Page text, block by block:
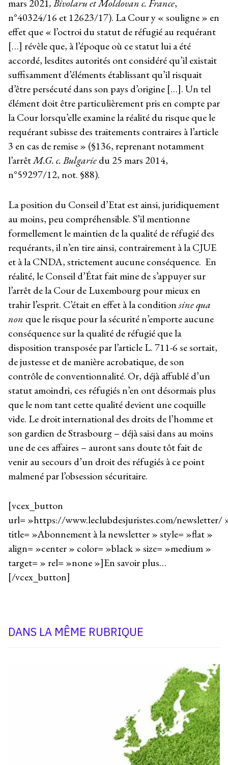
mars 2021,Bivolaru et Moldovan c. France,
n°40324/16 et 12623/17). La Cour y « souligne » en
effet que « l’octroi du statut de réfugié au requérant
[…] révèle que, à l’époque où ce statut lui a été
accordé, lesdites autorités ont considéré qu’il existait
suffisamment d’éléments établissant qu’il risquait
d’être persécuté dans son pays d’origine […]. Un tel
élément doit être particulièrement pris en compte par
la Cour lorsqu’elle examine la réalité du risque que le
requérant subisse des traitements contraires à l’article
3 en cas de remise » (§136, reprenant notamment
l’arrêtM.G. c. Bulgariedu 25 mars 2014,
n°59297/12, not. §88).
La position du Conseil d’Etat est ainsi, juridiquement
au moins, peu compréhensible. S’il mentionne
formellement le maintien de la qualité de réfugié des
requérants, il n’en tire ainsi, contrairement à la CJUE
et à la CNDA, strictement aucune conséquence. En
réalité, le Conseil d’État fait mine de s’appuyer sur
l’arrêt de la Cour de Luxembourg pour mieux en
trahir l’esprit. C’était en effet à la conditionsine qua
non que le risque pour la sécurité n’emporte aucune
conséquence sur la qualité de réfugié que la
disposition transposée par l’article L. 711-6 se sortait,
de justesse et de manière acrobatique, de son
contrôle de conventionnalité. Or, déjà affublé d’un
statut amoindri, ces réfugiés n’en ont désormais plus
que le nom tant cette qualité devient une coquille
vide. Le droit international des droits de l’homme et
son gardien de Strasbourg – déjà saisi dans au moins
une de ces affaires – auront sans doute tôt fait de
venir au secours d’un droit des réfugiés à ce point
malmené par l’obsession sécuritaire.
[vcex_button
url= »https://www.leclubdesjuristes.com/newsletter/
title= »Abonnement à la newsletter » style= »flat »
align= »center » color= »black » size= »medium »
target= » rel= »none »]En savoir plus…
[/vcex_button]
DANS LA MÊME RUBRIQUE